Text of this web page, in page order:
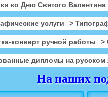
ко Дню Святого Валентина
услуги >
конверт ручной работы >
дипломы на русском
На наших